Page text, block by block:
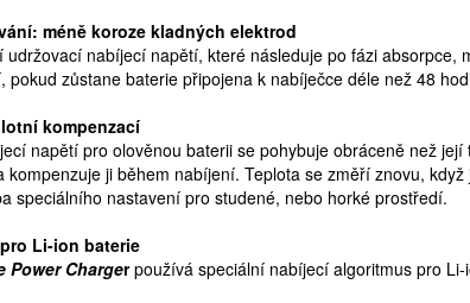
méně koroze kladných elektrod
udržovací nabíjecí napětí, které následuje po fázi
pokud zůstane baterie připojena k nabíječce déle než 48
kompenzací
napětí pro olověnou baterii se pohybuje obráceně než
kompenzuje ji během nabíjení. Teplota se změří znovu,
speciálního nastavení pro studené, nebo horké prostředí.
Li-ion baterie
Power Chargerpoužívá speciální nabíjecí algoritmus pro Li-